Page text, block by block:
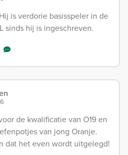
is verdorie basisspeler in de
sinds hij is ingeschreven.
de kwalificatie van O19 en
van jong Oranje.
dat het even wordt uitgelegd!